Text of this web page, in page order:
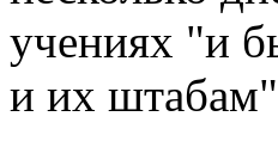
учениях "и
и их